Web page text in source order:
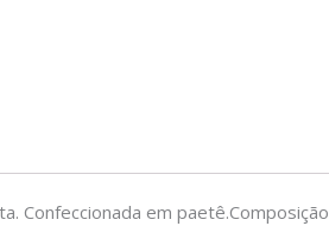
Confeccionada em paetê.Composição